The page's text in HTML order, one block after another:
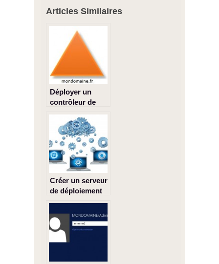
Articles Similaires
Déployer un
contrôleur de
Windows Server
2012 R2
Créer un serveur
de déploiement